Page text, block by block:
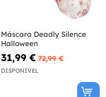
Máscara Deadly Silence
Halloween
31,99 € 72,99 €
DISPONÍVEL